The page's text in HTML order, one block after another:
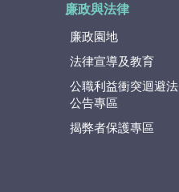
廉政與法律
廉政園地
法律宣導及教育
公職利益衝突迴避法
公告專區
揭弊者保護專區